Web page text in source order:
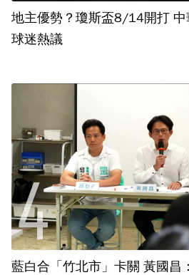
地主優勢？瓊斯盃8/14開打
球迷熱議
藍白合「竹北市」卡關 黃國昌